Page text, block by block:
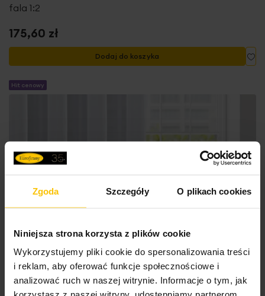
Zgoda Szczegóły O plikach cookies
Niniejsza strona korzysta z plików cookie
Wykorzystujemy pliki cookie do spersonalizowania treści
i reklam, aby oferować funkcje społecznościowe i
analizować ruch w naszej witrynie. Informacje o tym, jak
fala 1:2
175,60 zł
Dodaj do koszyka
Hit cenowy